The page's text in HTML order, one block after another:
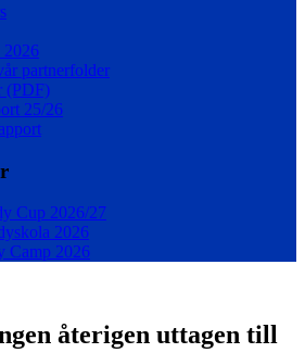
2026
partnerfolder
(PDF)
25/26
Cup 2026/27
2026
Camp 2026
återigen uttagen till